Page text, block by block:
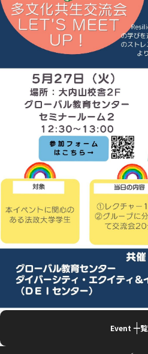
Event 一覧